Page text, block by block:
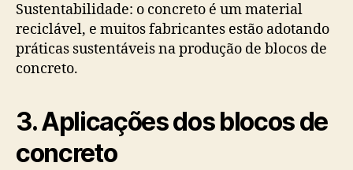
Sustentabilidade: o concreto é um material
reciclável, e muitos fabricantes estão adotando
práticas sustentáveis ​​na produção de blocos de
concreto.
3.Aplicações dos blocos de
concreto